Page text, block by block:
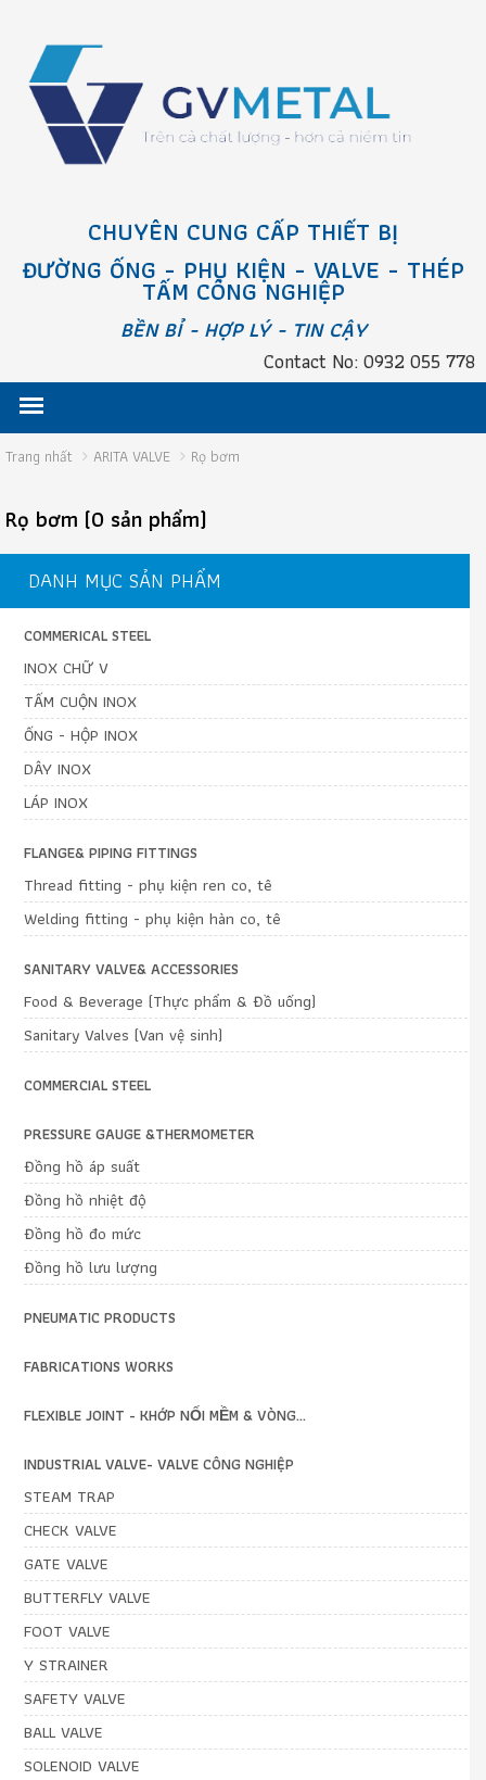
CHUYÊN CUNG CẤP THIẾT BỊ
ĐƯỜNG ỐNG - PHỤ KIỆN - VALVE - THÉP
TẤM CÔNG NGHIỆP
BỀN BỈ - HỢP LÝ - TIN CẬY
Contact No: 0932 055 778
Trang nhất ARITA VALVE Rọ bơm
Rọ bơm (0 sản phẩm)
DANH MỤC SẢN PHẨM
COMMERICAL STEEL
INOX CHỮ V
TẤM CUỘN INOX
ỐNG - HỘP INOX
DÂY INOX
LÁP INOX
FLANGE& PIPING FITTINGS
Thread fitting - phụ kiện ren co, tê
Welding fitting - phụ kiện hàn co, tê
SANITARY VALVE& ACCESSORIES
Food & Beverage (Thực phẩm & Đồ uống)
Sanitary Valves (Van vệ sinh)
COMMERCIAL STEEL
PRESSURE GAUGE &THERMOMETER
Đồng hồ áp suất
Đồng hồ nhiệt độ
Đồng hồ đo mức
Đồng hồ lưu lượng
PNEUMATIC PRODUCTS
FABRICATIONS WORKS
FLEXIBLE JOINT - KHỚP NỐI MỀM & VÒNG...
INDUSTRIAL VALVE- VALVE CÔNG NGHIỆP
STEAM TRAP
CHECK VALVE
GATE VALVE
BUTTERFLY VALVE
FOOT VALVE
Y STRAINER
SAFETY VALVE
BALL VALVE
SOLENOID VALVE